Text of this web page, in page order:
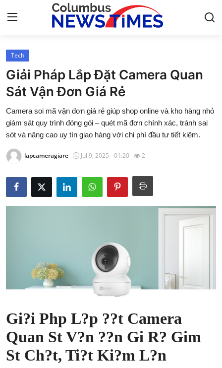
Home
Press Release
Contact
Privacy Policy
About
News Network
Business
Finance
Tech
Giải Pháp Lắp Đặt Camera Quan
Sát Vận Đơn Giá Rẻ
Camera soi mã vận đơn giá rẻ giúp shop online và kho hàng nhỏ
giám sát quy trình đóng gói – quét mã đơn chính xác, tránh sai
sót và nâng cao uy tín giao hàng với chi phí đầu tư tiết kiệm.
lapcameragiare Jul 9, 2025 - 01:20 2
Gi?i Php L?p ??t Camera
Quan St V?n ??n Gi R? Gim
St Ch?t, Ti?t Ki?m L?n